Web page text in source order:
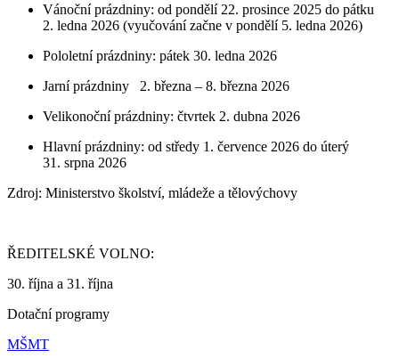
Vánoční prázdniny: od pondělí 22. prosince 2025 do pátku
2. ledna 2026 (vyučování začne v pondělí 5. ledna 2026)
Pololetní prázdniny: pátek 30. ledna 2026
Jarní prázdniny 2. března – 8. března 2026
Velikonoční prázdniny: čtvrtek 2. dubna 2026
Hlavní prázdniny: od středy 1. července 2026 do úterý
31. srpna 2026
Zdroj: Ministerstvo školství, mládeže a tělovýchovy
ŘEDITELSKÉ VOLNO:
30. října a 31. října
Dotační programy
MŠMT